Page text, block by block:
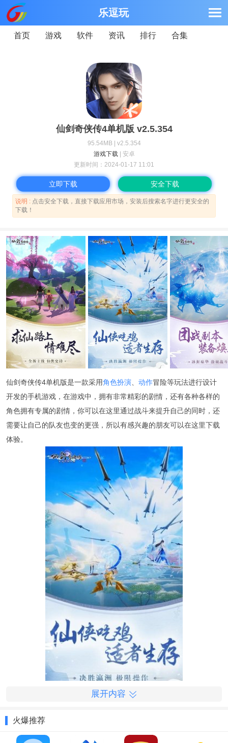
乐逗玩
首页 游戏 软件 资讯 排行 合集
仙剑奇侠传4单机版 v2.5.354
95.54MB | v2.5.354
游戏下载| 安卓
更新时间： 2024-01-17 11:01
立即下载 安全下载
说明 : 点击安全下载，直接下载应用市场，安装后搜索名字进行更安全的
下载！
仙剑奇侠传4单机版是一款采用角色扮演 动作冒险等玩法进行设计
开发的手机游戏，在游戏中，拥有非常精彩的剧情，还有各种各样的
角色拥有专属的剧情，你可以在这里通过战斗来提升自己的同时，还
需要让自己的队友也变的更强，所以有感兴趣的朋友可以在这里下载
体验。
1、紫薇道会遇到紫色幽灵的小怪，和他相遇会进入一个有进度条的
画面，光标到进度条中间红色小方框的位置要按空格，否则就会遭雷
展开内容
火爆推荐